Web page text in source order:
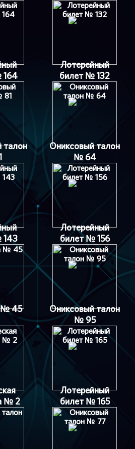
164
Лотерейный
билет № 132
талон
Ониксовый талон
№ 64
143
Лотерейный
билет № 156
№ 45
Ониксовый талон
№ 95
№ 2
Лотерейный
билет № 165